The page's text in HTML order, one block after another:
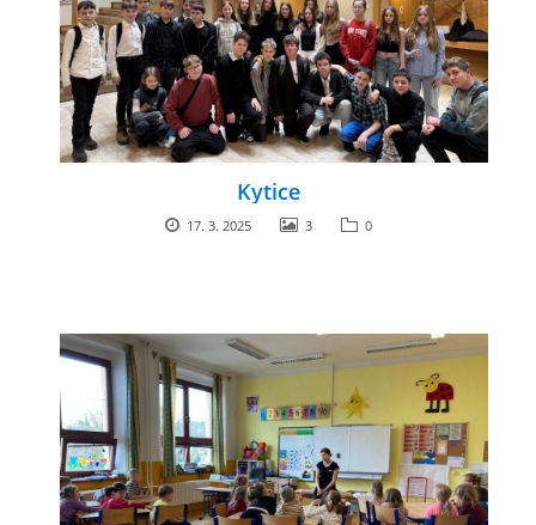
Kytice
17. 3. 2025 3 0